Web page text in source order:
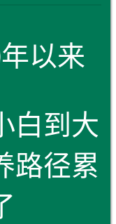
以来
白到大
路径累